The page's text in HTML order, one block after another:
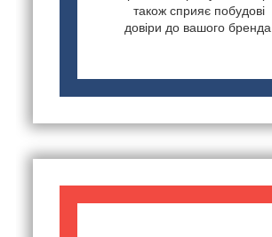
також сприяє побудові
довіри до вашого бренда.